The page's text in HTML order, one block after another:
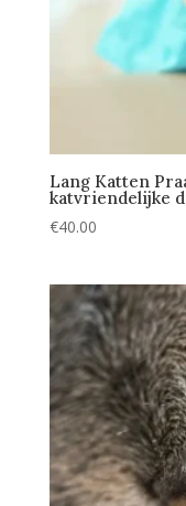
Lang Katten
katvriendelijke
€40.00